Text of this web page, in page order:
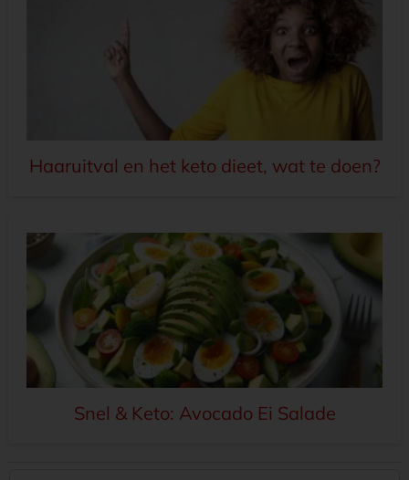
Haaruitval en het keto dieet, wat te doen?
Snel & Keto: Avocado Ei Salade